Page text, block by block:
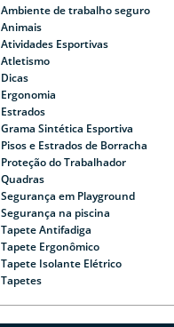
Ambiente de trabalho seguro
Animais
Atividades Esportivas
Atletismo
Dicas
Ergonomia
Estrados
Grama Sintética Esportiva
Pisos e Estrados de Borracha
Proteção do Trabalhador
Quadras
Segurança em Playground
Segurança na piscina
Tapete Antifadiga
Tapete Ergonômico
Tapete Isolante Elétrico
Tapetes